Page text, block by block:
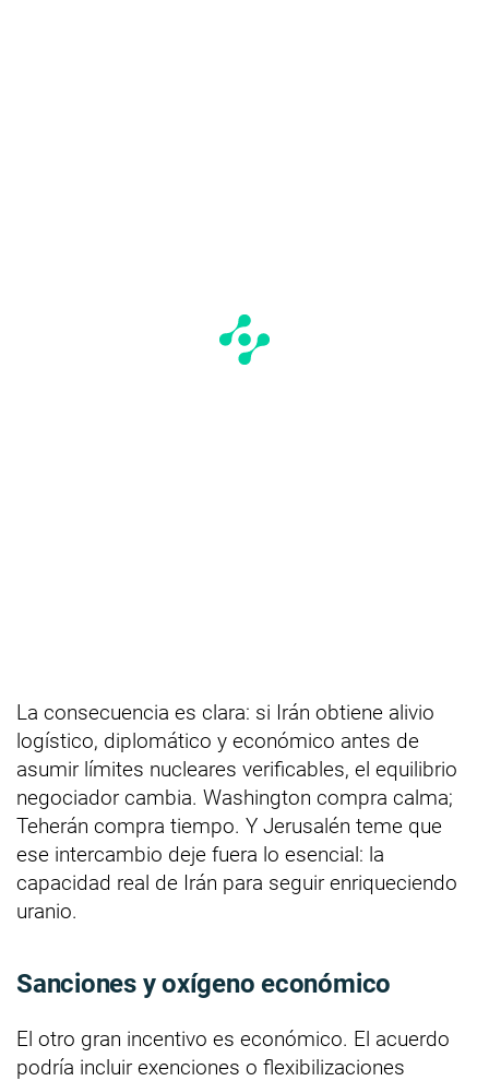
La consecuencia es clara: si Irán obtiene alivio
logístico, diplomático y económico antes de
asumir límites nucleares verificables, el equilibrio
negociador cambia. Washington compra calma;
Teherán compra tiempo. Y Jerusalén teme que
ese intercambio deje fuera lo esencial: la
capacidad real de Irán para seguir enriqueciendo
uranio.
Sanciones y oxígeno económico
El otro gran incentivo es económico. El acuerdo
podría incluir exenciones o flexibilizaciones